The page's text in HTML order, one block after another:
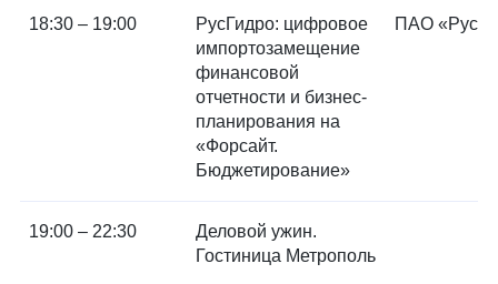
18:30 – 19:00
РусГидро: цифровое
импортозамещение
финансовой
отчетности и бизнес-
планирования на
«Форсайт.
Бюджетирование»
ПАО
19:00 – 22:30
Деловой ужин.
Гостиница Метрополь